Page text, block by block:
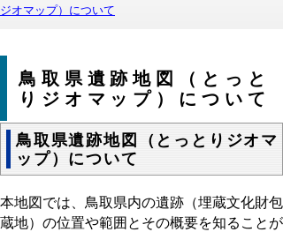
ジオマップ）について
鳥取県遺跡地図（とっと
りジオマップ）について
鳥取県遺跡地図（とっとりジオマ
ップ）について
本地図では、鳥取県内の遺跡（埋蔵文化財包
蔵地）の位置や範囲とその概要を知ることが